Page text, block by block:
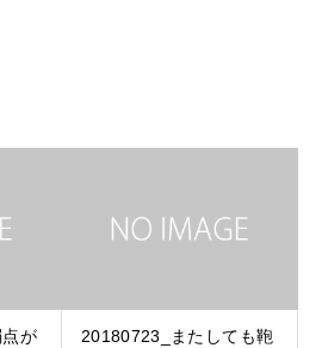
が
20180723_またしても鞄